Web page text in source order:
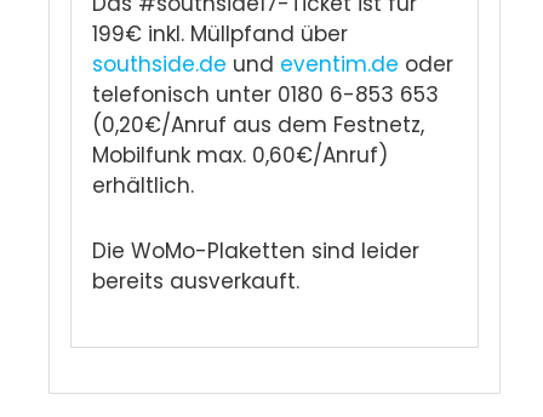
199€ inkl. Müllpfand über
southside.de und eventim.de oder
telefonisch unter 0180 6-853 653
(0,20€/Anruf aus dem Festnetz,
Mobilfunk max. 0,60€/Anruf)
erhältlich.
Die WoMo-Plaketten sind leider
bereits ausverkauft.